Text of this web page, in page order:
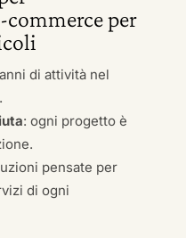
commerce per
di attività nel
: ogni progetto è
pensate per
di ogni